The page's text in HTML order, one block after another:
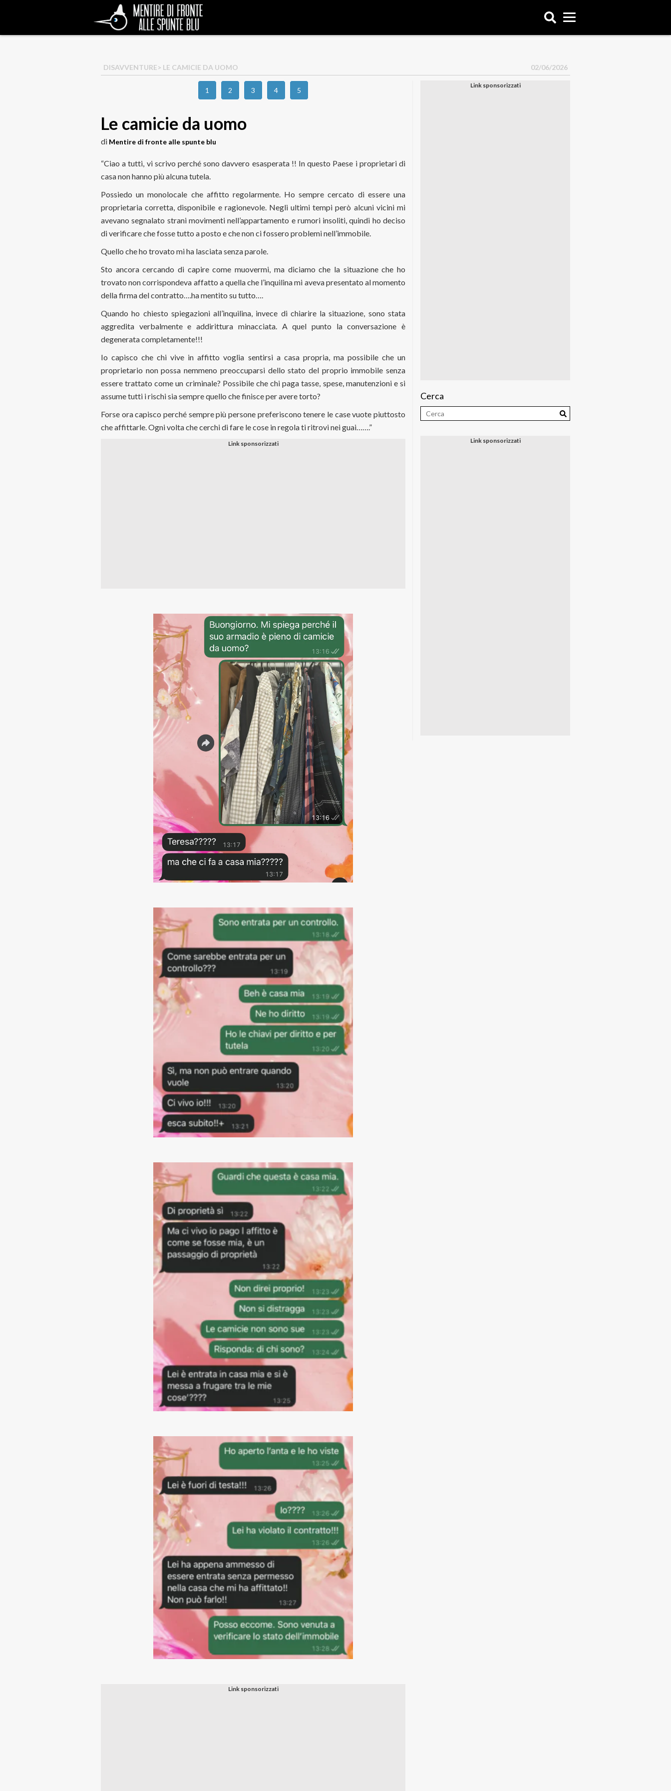
DISAVVENTURE> LE CAMICIE DA UOMO 02/06/2026
1 2 3 4 5
Le camicie da uomo
di Mentire di fronte alle spunte blu
“Ciao a tutti, vi scrivo perché sono davvero esasperata !! In questo Paese i proprietari di
casa non hanno più alcuna tutela.
Possiedo un monolocale che affitto regolarmente. Ho sempre cercato di essere una
proprietaria corretta, disponibile e ragionevole. Negli ultimi tempi però alcuni vicini mi
avevano segnalato strani movimenti nell’appartamento e rumori insoliti, quindi ho deciso
di verificare che fosse tutto a posto e che non ci fossero problemi nell’immobile.
Quello che ho trovato mi ha lasciata senza parole.
Sto ancora cercando di capire come muovermi, ma diciamo che la situazione che ho
trovato non corrispondeva affatto a quella che l’inquilina mi aveva presentato al momento
della firma del contratto….ha mentito su tutto….
Quando ho chiesto spiegazioni all’inquilina, invece di chiarire la situazione, sono stata
aggredita verbalmente e addirittura minacciata. A quel punto la conversazione è
degenerata completamente!!!
Io capisco che chi vive in affitto voglia sentirsi a casa propria, ma possibile che un
proprietario non possa nemmeno preoccuparsi dello stato del proprio immobile senza
essere trattato come un criminale? Possibile che chi paga tasse, spese, manutenzioni e si
assume tutti i rischi sia sempre quello che finisce per avere torto?
Forse ora capisco perché sempre più persone preferiscono tenere le case vuote piuttosto
che affittarle. Ogni volta che cerchi di fare le cose in regola ti ritrovi nei guai…….”
Cerca